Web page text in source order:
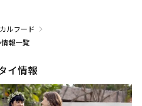
ルフード
報一覧
イ情報